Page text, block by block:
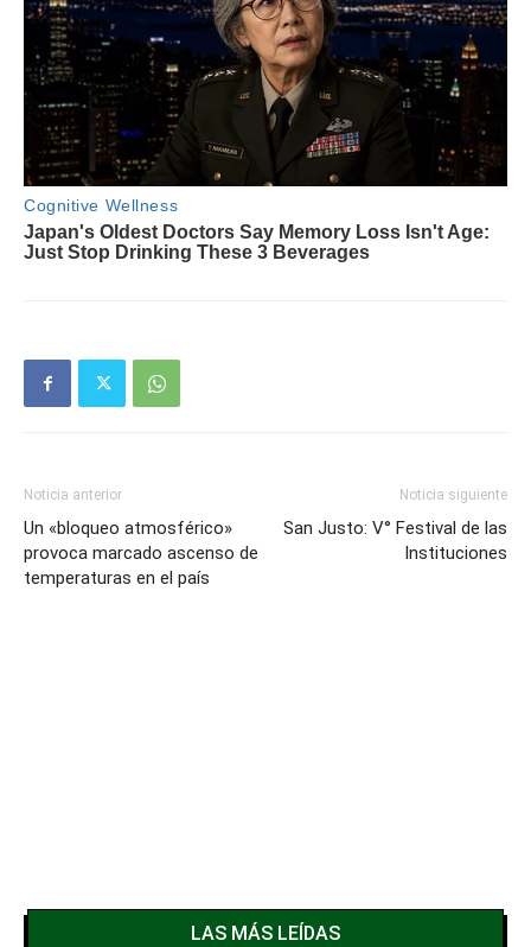
Noticia anterior
Un «bloqueo atmosférico»
provoca marcado ascenso de
temperaturas en el país
Noticia siguiente
San Justo: V° Festival de las
Instituciones
LAS MÁS LEÍDAS